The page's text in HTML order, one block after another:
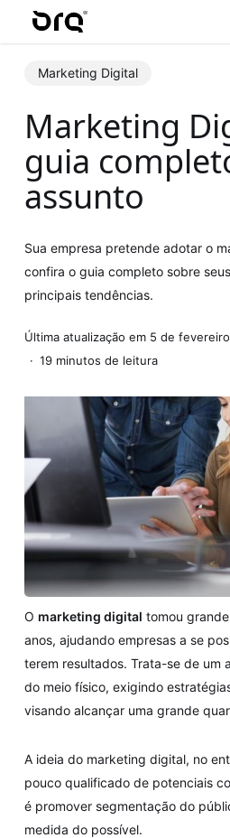
content
Marketing Digital
Marketing
guia
assunto
Sua empresa pretende adotar o
confira o guia completo sobre
principais tendências.
Última atualização em 5 de
19 minutos de leitura
O marketing digital tomou
anos, ajudando empresas a se
terem resultados. Trata-se de um
do meio físico, exigindo
visando alcançar uma grande
A ideia do marketing digital, no
pouco qualificado de potenciais
é promover segmentação do
medida do possível.